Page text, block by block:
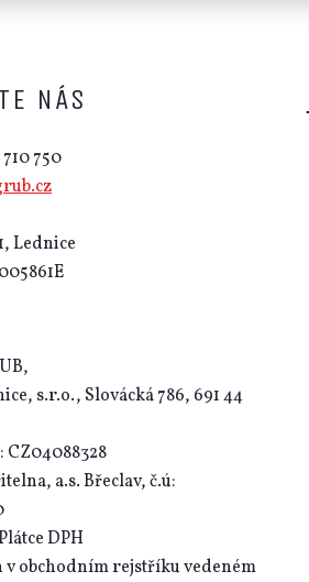
NÁS
750
Lednice
s.r.o., Slovácká 786, 691 44
CZ04088328
a.s. Břeclav, č.ú:
DPH
v obchodním rejstříku vedeném